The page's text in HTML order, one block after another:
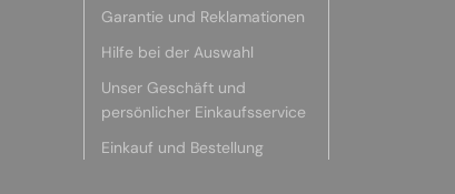
Garantie und Reklamationen
Hilfe bei der Auswahl
Unser Geschäft und
persönlicher Einkaufsservice
Einkauf und Bestellung